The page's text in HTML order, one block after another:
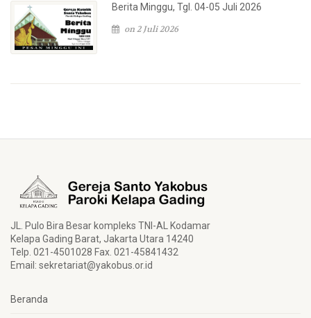
Berita Minggu, Tgl. 04-05 Juli 2026
on 2 Juli 2026
JL. Pulo Bira Besar kompleks TNI-AL Kodamar
Kelapa Gading Barat, Jakarta Utara 14240
Telp. 021-4501028 Fax. 021-45841432
Email: sekretariat@yakobus.or.id
Beranda